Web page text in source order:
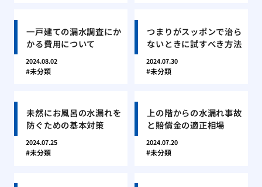
一戸建ての漏水調査にか
かる費用について
2024.08.02
未分類
つまりがスッポンで治ら
ないときに試すべき方法
2024.07.30
未分類
未然にお風呂の水漏れを
防ぐための基本対策
2024.07.25
未分類
上の階からの水漏れ事故
と賠償金の適正相場
2024.07.20
未分類